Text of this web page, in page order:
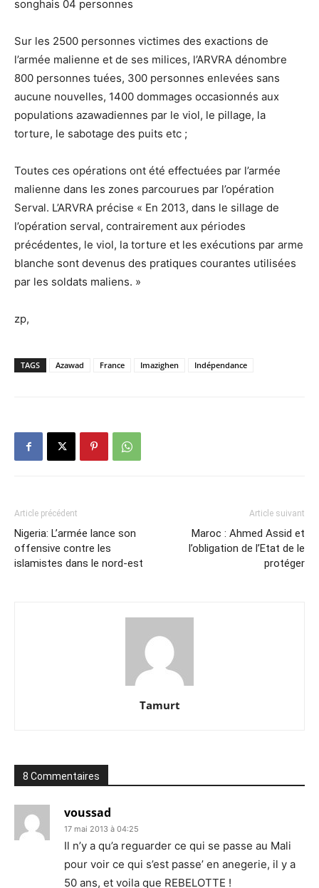
songhais 04 personnes
Sur les 2500 personnes victimes des exactions de
l’armée malienne et de ses milices, l’ARVRA dénombre
800 personnes tuées, 300 personnes enlevées sans
aucune nouvelles, 1400 dommages occasionnés aux
populations azawadiennes par le viol, le pillage, la
torture, le sabotage des puits etc ;
Toutes ces opérations ont été effectuées par l’armée
malienne dans les zones parcourues par l’opération
Serval. L’ARVRA précise « En 2013, dans le sillage de
l’opération serval, contrairement aux périodes
précédentes, le viol, la torture et les exécutions par arme
blanche sont devenus des pratiques courantes utilisées
par les soldats maliens. »
zp,
TAGS Azawad France Imazighen Indépendance
Article précédent
Nigeria: L’armée lance son
offensive contre les
islamistes dans le nord-est
Article suivant
Maroc : Ahmed Assid et
l’obligation de l’Etat de le
protéger
Tamurt
8 Commentaires
voussad
17 mai 2013 à 04:25
Il n’y a qu’a reguarder ce qui se passe au Mali
pour voir ce qui s’est passe’ en anegerie, il y a
50 ans, et voila que REBELOTTE !